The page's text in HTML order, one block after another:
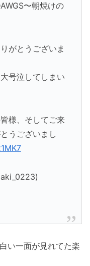
〜朝焼けの
がとうございま
号泣してしまい
様、そしてご来
うございまし
い一面が見れてた楽